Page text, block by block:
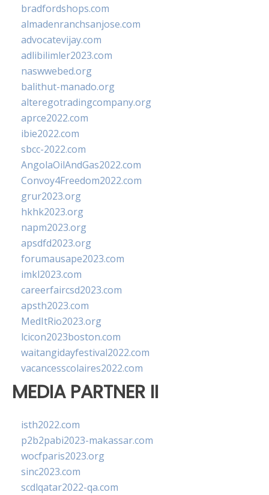
bradfordshops.com
almadenranchsanjose.com
advocatevijay.com
adlibilimler2023.com
naswwebed.org
balithut-manado.org
alteregotradingcompany.org
aprce2022.com
ibie2022.com
sbcc-2022.com
AngolaOilAndGas2022.com
Convoy4Freedom2022.com
grur2023.org
hkhk2023.org
napm2023.org
apsdfd2023.org
forumausape2023.com
imkl2023.com
careerfaircsd2023.com
apsth2023.com
MedItRio2023.org
lcicon2023boston.com
waitangidayfestival2022.com
vacancesscolaires2022.com
MEDIA PARTNER II
isth2022.com
p2b2pabi2023-makassar.com
wocfparis2023.org
sinc2023.com
scdlqatar2022-qa.com